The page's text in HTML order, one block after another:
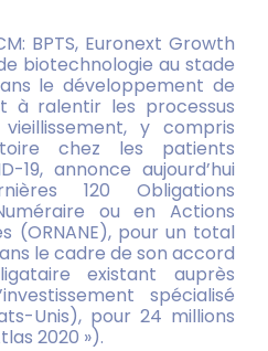
BPTS, Euronext Growth
biotechnologie au stade
le développement de
à ralentir les processus
y compris
chez les patients
19, annonce aujourd’hui
120 Obligations
ou en Actions
(ORNANE), pour un total
le cadre de son accord
existant auprès
spécialisé
Unis), pour 24 millions
2020 »).